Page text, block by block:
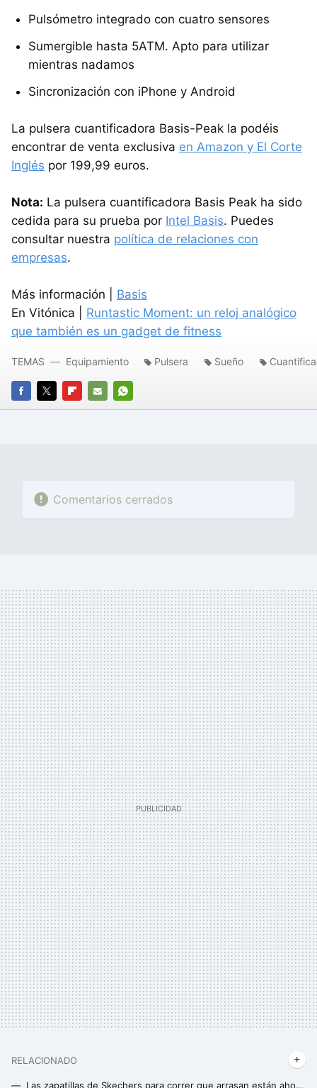
Pulsómetro integrado con cuatro sensores
Sumergible hasta 5ATM. Apto para utilizar
mientras nadamos
Sincronización con iPhone y Android
La pulsera cuantificadora Basis-Peak la podéis
encontrar de venta exclusiva en Amazon y El Corte
Inglés por 199,99 euros.
Nota: La pulsera cuantificadora Basis Peak ha sido
cedida para su prueba por Intel Basis. Puedes
consultar nuestra política de relaciones con
empresas.
Más información | Basis
En Vitónica | Runtastic Moment: un reloj analógico
que también es un gadget de fitness
FACEBOOK
TWITTERFLIPBOARD
E-
WHATSAPP
TEMAS Equipamiento Pulsera Sueño
Comentarios cerrados
RELACIONADO
Las zapatillas de Skechers para correr que arrasan están ahora casi 30 euros más baratas